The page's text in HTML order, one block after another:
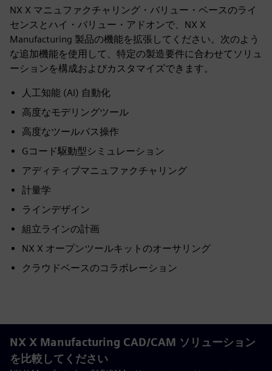
NX X マニュファクチャリング・バリュー・ベースのライ
センスとハイ・バリュー・アドオンで、NX X
Manufacturing 製品の機能を拡張してください。次のよう
な追加機能を使用して、特定の製造要件に合わせてソリュ
ーションを構成およびカスタマイズできます。
人工知能 (AI) 自動化
高度なモデリングツール
高度なツールパス操作
Gコード駆動型シミュレーション
アディティブマニュファクチャリング
計量学
ラインデザイン
組立ラインの計画
NX X オープンツールキットのオーサリング
クラウドベースのコラボレーション
NX X Manufacturing CAD/CAM ソリューション
を比較してください